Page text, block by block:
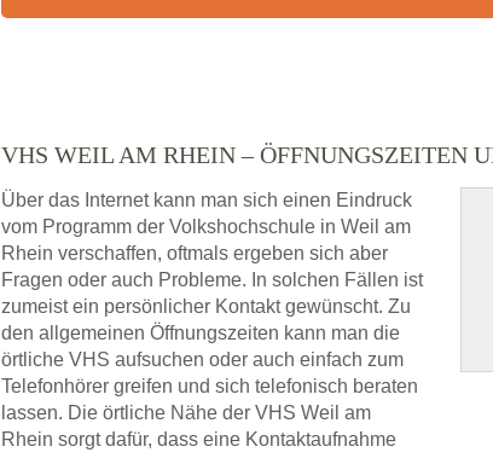
VHS WEIL AM RHEIN – ÖFFNUNGSZEITEN
Über das Internet kann man sich einen Eindruck
vom Programm der Volkshochschule in Weil am
Rhein verschaffen, oftmals ergeben sich aber
Fragen oder auch Probleme. In solchen Fällen ist
zumeist ein persönlicher Kontakt gewünscht. Zu
den allgemeinen Öffnungszeiten kann man die
örtliche VHS aufsuchen oder auch einfach zum
Telefonhörer greifen und sich telefonisch beraten
lassen. Die örtliche Nähe der VHS Weil am
Rhein sorgt dafür, dass eine Kontaktaufnahme